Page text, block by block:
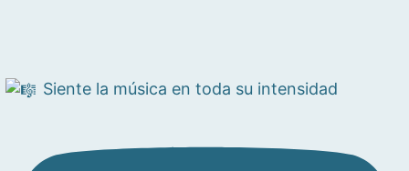
Siente la música en toda su intensidad